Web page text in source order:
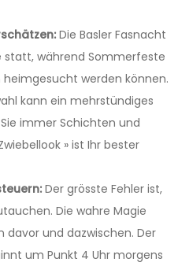
Die Basler Fasnacht
statt, während Sommerfeste
werden können.
kann ein mehrstündiges
immer Schichten und
» ist Ihr bester
Der grösste Fehler ist,
Die wahre Magie
und dazwischen. Der
um Punkt 4 Uhr morgens